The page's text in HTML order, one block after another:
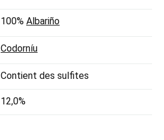
100% Albariño
Codorníu
Contient des sulfites
12,0%